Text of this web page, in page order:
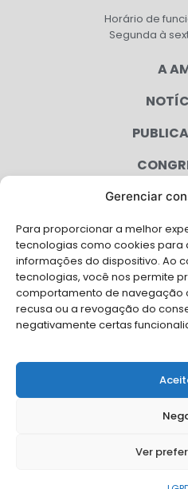
Gerenciar
Para proporcionar a melhor
tecnologias como cookies
informações do dispositivo. Ao
tecnologias, você nos permite
comportamento de navegação
recusa ou a revogação do
negativamente certas
Ver
Horário de
Segunda à
A
FALE
Solicite Apoio Institucional